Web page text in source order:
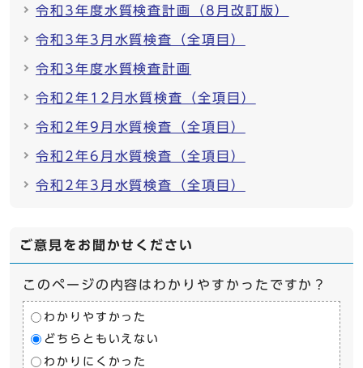
令和3年度水質検査計画（8月改訂版）
令和3年3月水質検査（全項目）
令和3年度水質検査計画
令和2年12月水質検査（全項目）
令和2年9月水質検査（全項目）
令和2年6月水質検査（全項目）
令和2年3月水質検査（全項目）
ご意見をお聞かせください
このページの内容はわかりやすかったですか？
わかりやすかった
どちらともいえない
わかりにくかった